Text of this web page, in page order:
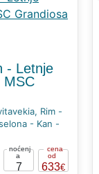
- Letnje
MSC
Rim -
- Kan -
7 633